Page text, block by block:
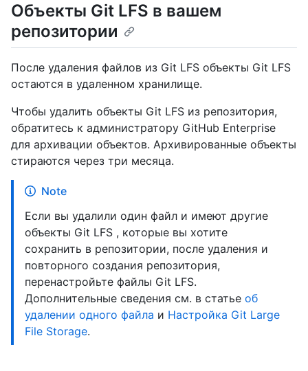
Объекты Git LFS в вашем
репозитории
После удаления файлов из Git LFS объекты Git LFS
остаются в удаленном хранилище.
Чтобы удалить объекты Git LFS из репозитория,
обратитесь к администратору GitHub Enterprise
для архивации объектов. Архивированные объекты
стираются через три месяца.
Note
Если вы удалили один файл и имеют другие
объекты Git LFS , которые вы хотите
сохранить в репозитории, после удаления и
повторного создания репозитория,
перенастройьте файлы Git LFS.
Дополнительные сведения см. в статье об
удалении одного файла и Настройка Git Large
File Storage.